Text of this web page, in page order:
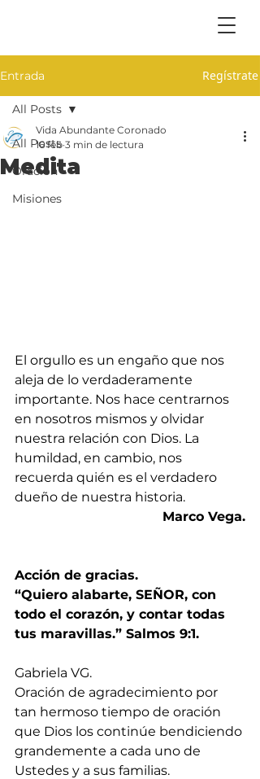
Entrada Regístrate
All Posts
Oración
Misiones
All Posts
Medita
Vida Abundante Coronado
16 feb 3 min de lectura
El orgullo es un engaño que nos
aleja de lo verdaderamente
importante. Nos hace centrarnos
en nosotros mismos y olvidar
nuestra relación con Dios. La
humildad, en cambio, nos
recuerda quién es el verdadero
dueño de nuestra historia.
Marco Vega.
Acción de gracias.
“Quiero alabarte, SEÑOR, con
todo el corazón, y contar todas
tus maravillas.” Salmos 9:1.
Gabriela VG.
Oración de agradecimiento por
tan hermoso tiempo de oración
que Dios los continúe bendiciendo
grandemente a cada uno de
Ustedes y a sus familias.